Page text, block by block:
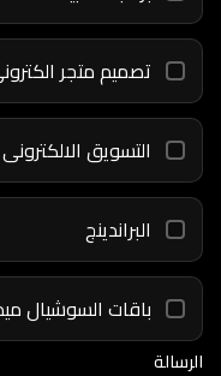
تصميم متجر الكترونى
التسويق الالكترونى
البراندينج
باقات السوشيال ميديا
الرسالة